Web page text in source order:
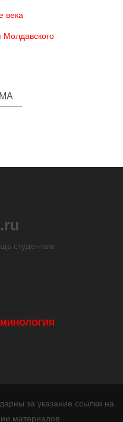
века
Молдавского
студентам
за указание ссылки на
материалов.